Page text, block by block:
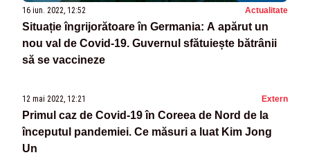
16 iun. 2022, 12:52 Actualitate
Situație îngrijorătoare în Germania: A apărut un
nou val de Covid-19. Guvernul sfătuiește bătrânii
să se vaccineze
12 mai 2022, 12:21 Extern
Primul caz de Covid-19 în Coreea de Nord de la
începutul pandemiei. Ce măsuri a luat Kim Jong
Un